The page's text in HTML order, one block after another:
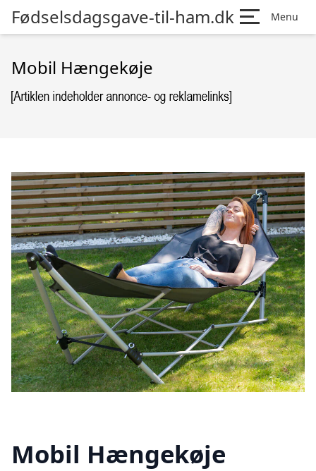
Fødselsdagsgave-til-ham.dk Menu
Mobil Hængekøje
Mobil Hængekøje